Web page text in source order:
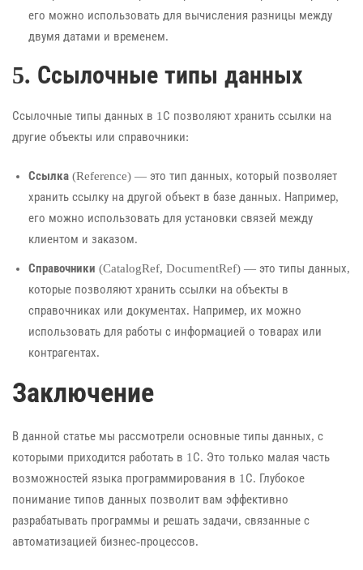
его можно использовать для вычисления разницы между
двумя датами и временем.
5. Ссылочные типы данных
Ссылочные типы данных в 1С позволяют хранить ссылки на
другие объекты или справочники:
Ссылка (Reference) — это тип данных, который позволяет
хранить ссылку на другой объект в базе данных. Например,
его можно использовать для установки связей между
клиентом и заказом.
Справочники (CatalogRef, DocumentRef) — это типы данных,
которые позволяют хранить ссылки на объекты в
справочниках или документах. Например, их можно
использовать для работы с информацией о товарах или
контрагентах.
Заключение
В данной статье мы рассмотрели основные типы данных, с
которыми приходится работать в 1С. Это только малая часть
возможностей языка программирования в 1С. Глубокое
понимание типов данных позволит вам эффективно
разрабатывать программы и решать задачи, связанные с
автоматизацией бизнес-процессов.